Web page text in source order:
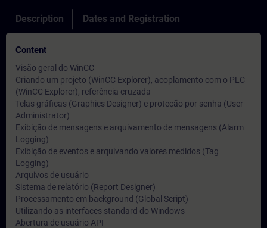
Description Dates and Registration
Content
Visão geral do WinCC
Criando um projeto (WinCC Explorer), acoplamento com o PLC
(WinCC Explorer), referência cruzada
Telas gráficas (Graphics Designer) e proteção por senha (User
Administrator)
Exibição de mensagens e arquivamento de mensagens (Alarm
Logging)
Exibição de eventos e arquivando valores medidos (Tag
Logging)
Arquivos de usuário
Sistema de relatório (Report Designer)
Processamento em background (Global Script)
Utilizando as interfaces standard do Windows
Abertura de usuário API